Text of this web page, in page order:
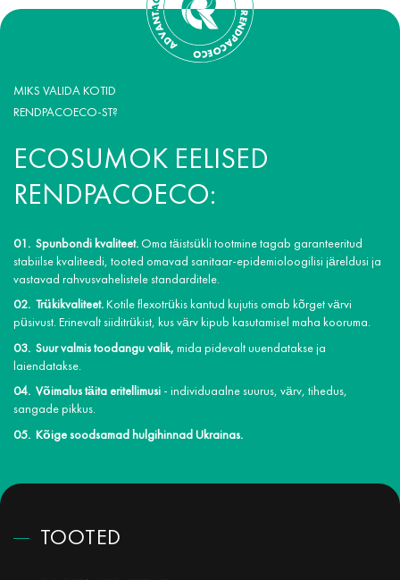
MIKS VALIDA KOTID
RENDPACOECO-ST?
ECOSUMOK EELISED
RENDPACOECO:
Spunbondi kvaliteet.Oma täistsükli tootmine tagab garanteeritud
stabiilse kvaliteedi, tooted omavad sanitaar-epidemioloogilisi järeldusi ja
vastavad rahvusvahelistele standarditele.
Trükikvaliteet.Kotile flexotrükis kantud kujutis omab kõrget värvi
püsivust. Erinevalt siiditrükist, kus värv kipub kasutamisel maha kooruma.
Suur valmis toodangu valik, mida pidevalt uuendatakse ja
laiendatakse.
Võimalus täita eritellimusi- individuaalne suurus, värv, tihedus,
sangade pikkus.
Kõige soodsamad hulgihinnad Ukrainas.
TOOTED